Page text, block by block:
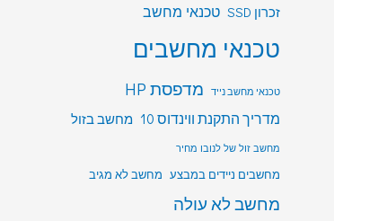
זכרון SSD טכנאי מחשב
טכנאי מחשבים
טכנאי מחשב נייד מדפסת HP
מדריך התקנת ווינדוס 10 מחשב בזול
מחשב זול של לנובו מחיר
מחשבים ניידים במבצע מחשב לא מגיב
מחשב לא עולה